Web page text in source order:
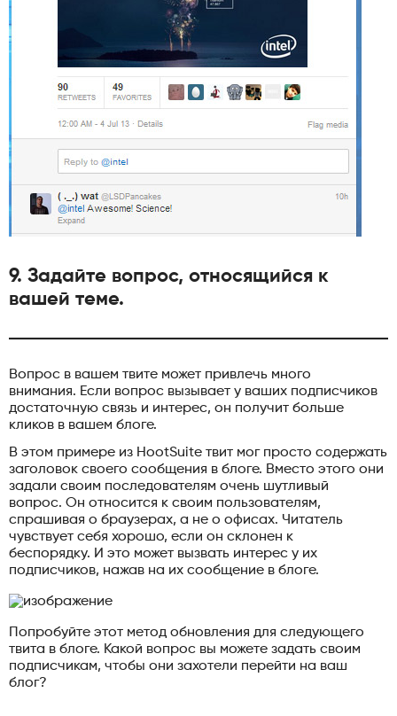
9. Задайте вопрос, относящийся к
вашей теме.
Вопрос в вашем твите может привлечь много
внимания. Если вопрос вызывает у ваших подписчиков
достаточную связь и интерес, он получит больше
кликов в вашем блоге.
В этом примере из HootSuite твит мог просто содержать
заголовок своего сообщения в блоге. Вместо этого они
задали своим последователям очень шутливый
вопрос. Он относится к своим пользователям,
спрашивая о браузерах, а не о офисах. Читатель
чувствует себя хорошо, если он склонен к
беспорядку. И это может вызвать интерес у их
подписчиков, нажав на их сообщение в блоге.
Попробуйте этот метод обновления для следующего
твита в блоге. Какой вопрос вы можете задать своим
подписчикам, чтобы они захотели перейти на ваш
блог?